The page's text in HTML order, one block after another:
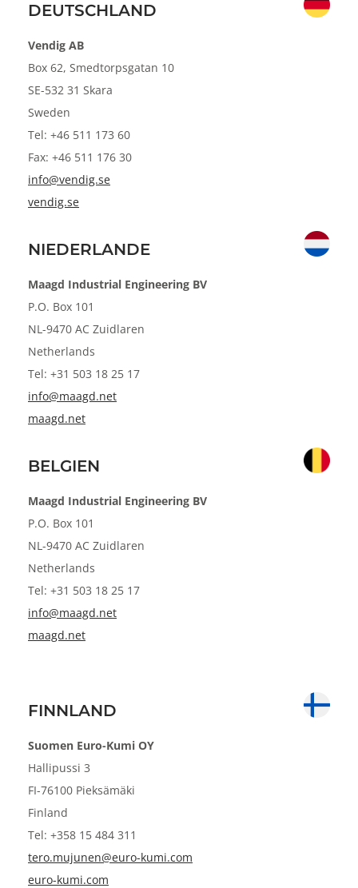
DEUTSCHLAND
Vendig AB
Box 62, Smedtorpsgatan 10
SE-532 31 Skara
Sweden
Tel: +46 511 173 60
Fax: +46 511 176 30
info@vendig.se
vendig.se
NIEDERLANDE
Maagd Industrial Engineering BV
P.O. Box 101
NL-9470 AC Zuidlaren
Netherlands
Tel: +31 503 18 25 17
info@maagd.net
maagd.net
BELGIEN
Maagd Industrial Engineering BV
P.O. Box 101
NL-9470 AC Zuidlaren
Netherlands
Tel: +31 503 18 25 17
info@maagd.net
maagd.net
FINNLAND
Suomen Euro-Kumi OY
Hallipussi 3
FI-76100 Pieksämäki
Finland
Tel: +358 15 484 311
tero.mujunen@euro-kumi.com
euro-kumi.com